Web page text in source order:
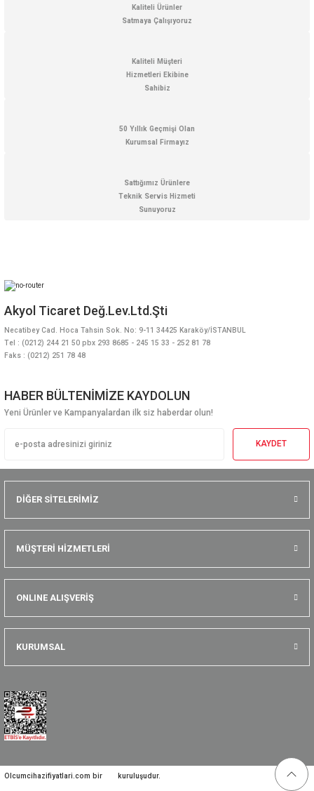
Gönder
Kaliteli Ürünler
Satmaya Çalışıyoruz
Kaliteli Müşteri
Hizmetleri Ekibine
Sahibiz
50 Yıllık Geçmişi Olan
Kurumsal Firmayız
Sattığımız Ürünlere
Teknik Servis Hizmeti
Sunuyoruz
Akyol Ticaret Değ.Lev.Ltd.Şti
Necatibey Cad. Hoca Tahsin Sok. No: 9-11 34425 Karaköy/İSTANBUL
Tel : (0212) 244 21 50 pbx 293 8685 - 245 15 33 - 252 81 78
Faks : (0212) 251 78 48
HABER BÜLTENİMİZE KAYDOLUN
Yeni Ürünler ve Kampanyalardan ilk siz haberdar olun!
KAYDET
DİĞER SİTELERİMİZ
MÜŞTERİ HİZMETLERİ
ONLINE ALIŞVERİŞ
KURUMSAL
Olcumcihazifiyatlari.com bir kuruluşudur.